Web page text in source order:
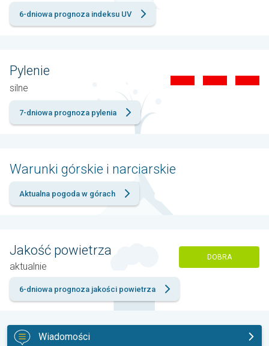
6-dniowa prognoza indeksu UV
Pylenie
silne
7-dniowa prognoza pylenia
Warunki górskie i narciarskie
Aktualna pogoda w górach
Jakość powietrza
aktualnie
DOBRA
6-dniowa prognoza jakości powietrza
Wiadomości